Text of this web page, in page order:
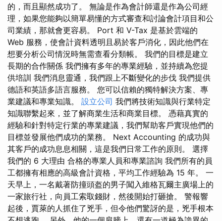
的，而且顯然成功了。 無論是作為會計師還是作為公司經
理，如果您能夠以簡單易懂的方式審查和討論會計項目和公
司業績，那就會更容易。 Port 和 V-Tax 是基於雲端的
Web 服務，使會計資料透明且易於客戶消化，因此他們在
想要分析公司情況時無需查看分類帳。 我們的目標是建立
長期的合作關係 我們擁有多年的專業經驗，並持續為您提
供培訓 我們消息靈通，我們跟上不斷變化的步伐 我們提供
德語和英語多語言服務。 您可以信賴的獨特解決方案、專
業建議和專業知識。 設立公司 我們將技術知識與行業特定
知識聯繫起來，並了解商業生活和商業目標。 憑藉真實的
經驗和針對特定行業的專業建議，我們幫助客戶實現他們的
目標並發展他們成功的業務。 Next Accounting 的成功與
其客戶的成功息息相關，這是我們日常工作的原則。 選擇
我們的 6 大理由 合格的專業人員和專業諮詢 我們所有的員
工都擁有相應的高級會計資格，平均工作經驗為 15 年。 一
天早上，一名戴著防撞頭盔的男子闖入維格瓦爾主廣場上的
一家旅行社，向員工索取錢財，然後開始打砸搶。 警報響
起後，賈萊的人抓住了兇手，但令他們驚訝的是，兇手根本